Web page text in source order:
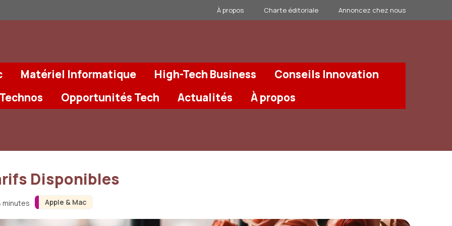
À propos Charte éditoriale Annoncez chez nous
Matériel Informatique High-Tech Business
Conseils Innovation
Opportunités Tech Actualités À propos
Apple & Mac
Disponibles
minutes